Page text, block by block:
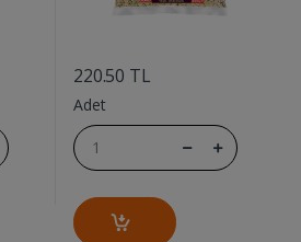
220.50 TL
Adet